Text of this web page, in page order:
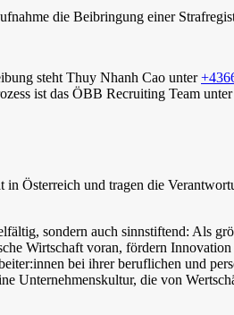
die Beibringung einer
steht Thuy Nhanh Cao unter
ist das ÖBB Recruiting Team unter
Österreich und tragen die
sondern auch sinnstiftend: Als
Wirtschaft voran, fördern
bei ihrer beruflichen und
Unternehmenskultur, die von